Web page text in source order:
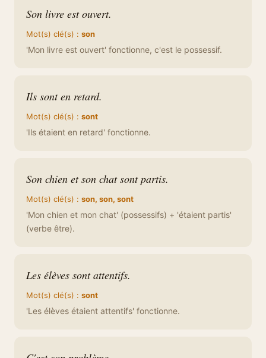
Son livre est ouvert.
Mot(s) clé(s) : son
'Mon livre est ouvert' fonctionne, c'est le possessif.
Ils sont en retard.
Mot(s) clé(s) : sont
'Ils étaient en retard' fonctionne.
Son chien et son chat sont partis.
Mot(s) clé(s) : son, son, sont
'Mon chien et mon chat' (possessifs) + 'étaient partis'
(verbe être).
Les élèves sont attentifs.
Mot(s) clé(s) : sont
'Les élèves étaient attentifs' fonctionne.